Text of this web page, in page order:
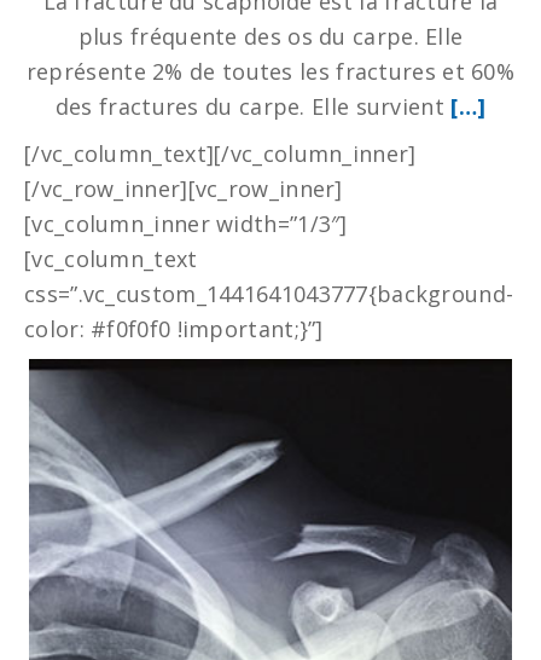
plus fréquente des os du carpe. Elle
représente 2% de toutes les fractures et 60%
des fractures du carpe. Elle survient […]
[/vc_column_text][/vc_column_inner]
[/vc_row_inner][vc_row_inner]
[vc_column_inner width=”1/3″]
[vc_column_text
css=”.vc_custom_1441641043777{background-
color: #f0f0f0 !important;}”]